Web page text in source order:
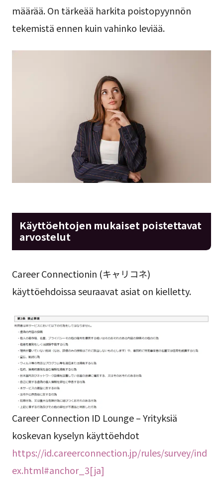
määrää. On tärkeää harkita poistopyynnön
tekemistä ennen kuin vahinko leviää.
Käyttöehtojen mukaiset poistettavat
arvostelut
Career Connectionin (キャリコネ)
käyttöehdoissa seuraavat asiat on kielletty.
Career Connection ID Lounge – Yrityksiä
koskevan kyselyn käyttöehdot
https://id.careerconnection.jp/rules/survey/ind
ex.html#anchor_3[ja]